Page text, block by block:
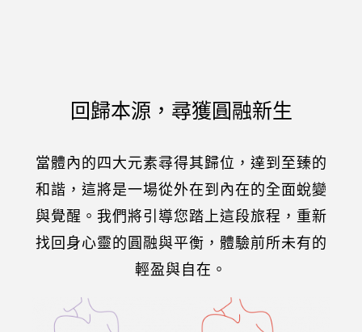
回歸本源，尋獲圓融新生
當體內的四大元素尋得其歸位，達到至臻的
和諧，這將是一場從外在到內在的全面蛻變
與覺醒。我們將引導您踏上這段旅程，重新
找回身心靈的圓融與平衡，體驗前所未有的
輕盈與自在。